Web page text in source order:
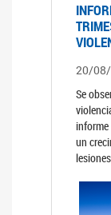
20/
Se
un